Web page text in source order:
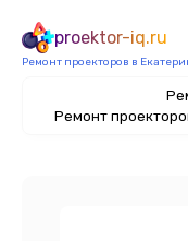
proektor-iq.ru
Ремонт проекторов в
Ремонт